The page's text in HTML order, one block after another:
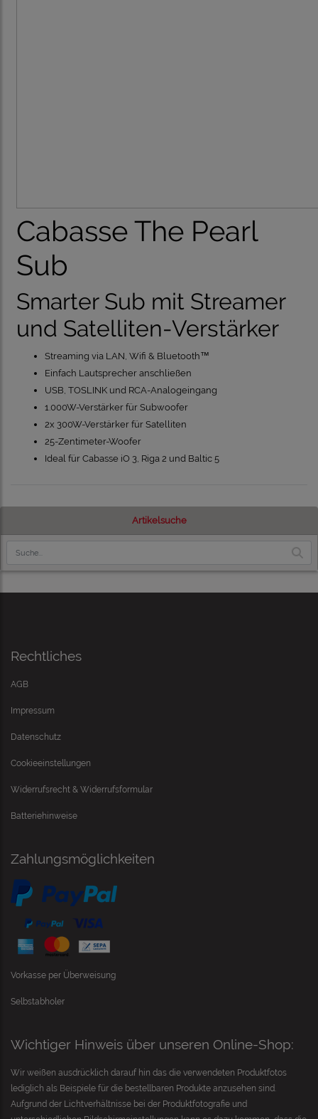
Cabasse The Pearl
Sub
Smarter Sub mit Streamer
und Satelliten-Verstärker
Streaming via LAN, Wifi & Bluetooth™
Einfach Lautsprecher anschließen
USB, TOSLINK und RCA-Analogeingang
1.000W-Verstärker für Subwoofer
2x 300W-Verstärker für Satelliten
25-Zentimeter-Woofer
Ideal für Cabasse iO 3, Riga 2 und Baltic 5
Artikelsuche
Rechtliches
AGB
Impressum
Datenschutz
Cookieeinstellungen
Widerrufsrecht & Widerrufsformular
Batteriehinweise
Zahlungsmöglichkeiten
Vorkasse per Überweisung
Selbstabholer
Wichtiger Hinweis über unseren Online-Shop:
Wir weißen ausdrücklich darauf hin das die verwendeten Produktfotos
lediglich als Beispiele für die bestellbaren Produkte anzusehen sind.
Aufgrund der Lichtverhältnisse bei der Produktfotografie und